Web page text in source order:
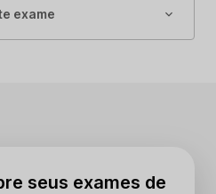
exame
seus exames de